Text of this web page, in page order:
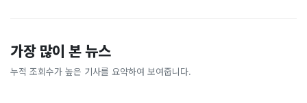
가장 많이 본 뉴스
누적 조회수가 높은 기사를 요약하여 보여줍니다.